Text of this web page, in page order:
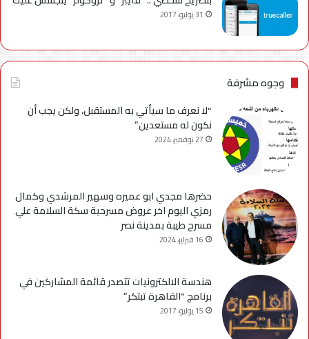
31 يوليو، 2017
وجوه مشرفة
“لا نعرف ما سيأتي به المستقبل، ولكن يجب أن
نكون له مستعدين”
27 نوفمبر، 2024
حضرها مجدي ابو عميره وسهير المرشدي وكمال
رمزي اليوم اخر عروض مسرحية سكة السلامة علي
مسرح طيبة بمدينة نصر
16 فبراير، 2024
هندسة الالكترونيات تتصدر قائمة المشاركين في
برنامج “القاهرة تبتكر”
15 يوليو، 2017